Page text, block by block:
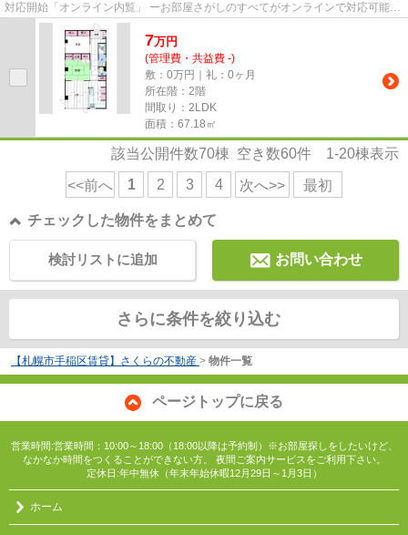
対応開始「オンライン内覧」 ーお部屋さがしのすべてがオンラインで対応可能ー
━━━━━━━━━━━━━━━━━━━━━━━━━━ スマートフォンだけで
7万円
(管理費・共益費 -)
敷：0万円｜礼：0ヶ月
所在階：2階
間取り：2LDK
面積：67.18㎡
該当公開件数70棟 空き数60件 1-20棟表示
<<前へ 1 2 3 4 次へ>> 最初
チェックした物件をまとめて
お問い合わせ
検討リストに追加
さらに条件を絞り込む
【札幌市手稲区賃貸】さくらの不動産 > 物件一覧
ページトップに戻る
営業時間:営業時間：10:00～18:00（18:00以降は予約制）※お部屋探しをしたいけど、
なかなか時間をつくることができない方。 夜間ご案内サービスをご利用下さい。
定休日:年中無休（年末年始休暇12月29日～1月3日）
ホーム